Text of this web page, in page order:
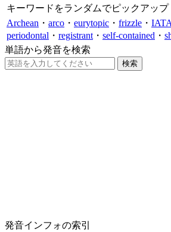
キーワードをランダムでピックアップ
Archean ・ arco ・ eurytopic ・ frizzle ・ IATA
periodontal ・ registrant ・ self-contained ・
単語から発音を検索
発音インフォの索引